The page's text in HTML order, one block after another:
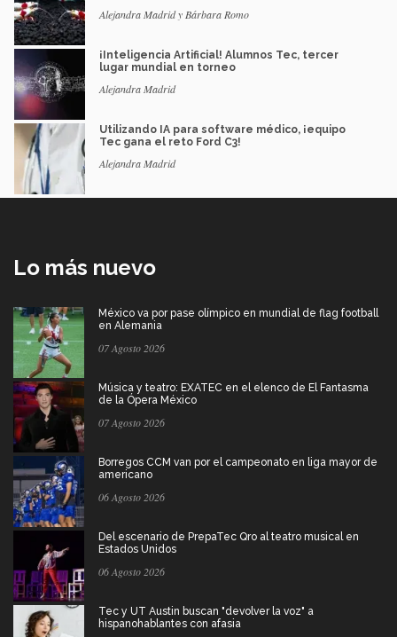
Alejandra Madrid y Bárbara Romo
¡Inteligencia Artificial! Alumnos Tec, tercer
lugar mundial en torneo
Alejandra Madrid
Utilizando IA para software médico, ¡equipo
Tec gana el reto Ford C3!
Alejandra Madrid
Lo más nuevo
México va por pase olímpico en mundial de flag football
en Alemania
07 Agosto 2026
Música y teatro: EXATEC en el elenco de El Fantasma
de la Ópera México
07 Agosto 2026
Borregos CCM van por el campeonato en liga mayor de
americano
06 Agosto 2026
Del escenario de PrepaTec Qro al teatro musical en
Estados Unidos
06 Agosto 2026
Tec y UT Austin buscan "devolver la voz" a
hispanohablantes con afasia